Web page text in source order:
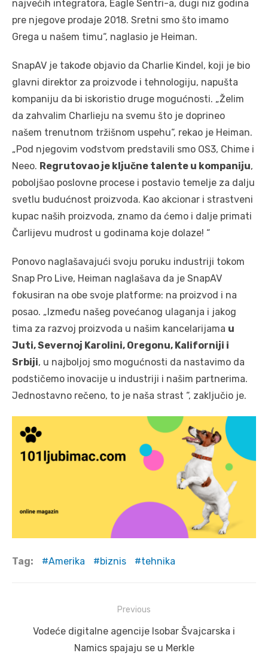
najvećih integratora, Eagle Sentri-a, dugi niz godina
pre njegove prodaje 2018. Sretni smo što imamo
Grega u našem timu“, naglasio je Heiman.
SnapAV je takođe objavio da Charlie Kindel, koji je bio
glavni direktor za proizvode i tehnologiju, napušta
kompaniju da bi iskoristio druge mogućnosti. „Želim
da zahvalim Charlieju na svemu što je doprineo
našem trenutnom tržišnom uspehu“, rekao je Heiman.
„Pod njegovim vođstvom predstavili smo OS3, Chime i
Neeo. Regrutovao je ključne talente u kompaniju,
poboljšao poslovne procese i postavio temelje za dalju
svetlu budućnost proizvoda. Kao akcionar i strastveni
kupac naših proizvoda, znamo da ćemo i dalje primati
Čarlijevu mudrost u godinama koje dolaze! “
Ponovo naglašavajući svoju poruku industriji tokom
Snap Pro Live, Heiman naglašava da je SnapAV
fokusiran na obe svoje platforme: na proizvod i na
posao. „Između našeg povećanog ulaganja i jakog
tima za razvoj proizvoda u našim kancelarijama u
Juti, Severnoj Karolini, Oregonu, Kaliforniji i
Srbiji, u najboljoj smo mogućnosti da nastavimo da
podstičemo inovacije u industriji i našim partnerima.
Jednostavno rečeno, to je naša strast “, zaključio je.
Tag: Amerika biznis tehnika
navigation
Previous
Previous
Vodeće digitalne agencije Isobar Švajcarska i
Namics spajaju se u Merkle